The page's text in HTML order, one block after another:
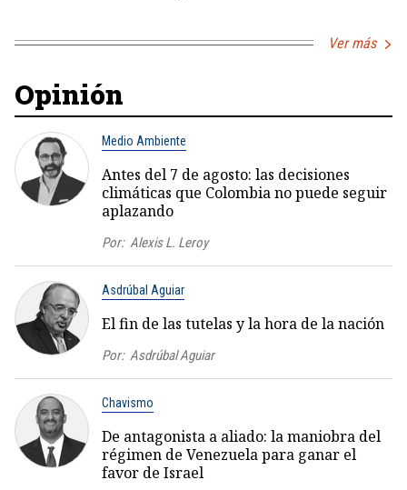
Ver más
Opinión
Medio Ambiente
Antes del 7 de agosto: las decisiones
climáticas que Colombia no puede seguir
aplazando
Por: Alexis L. Leroy
Asdrúbal Aguiar
El fin de las tutelas y la hora de la nación
Por: Asdrúbal Aguiar
Chavismo
De antagonista a aliado: la maniobra del
régimen de Venezuela para ganar el
favor de Israel